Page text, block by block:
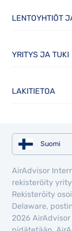
LENTOYHTIÖT
YRITYS JA TUKI
LAKITIETOA
Suomi
AirAdvisor
rekisteröity
Rekisteröity
Delaware,
2026